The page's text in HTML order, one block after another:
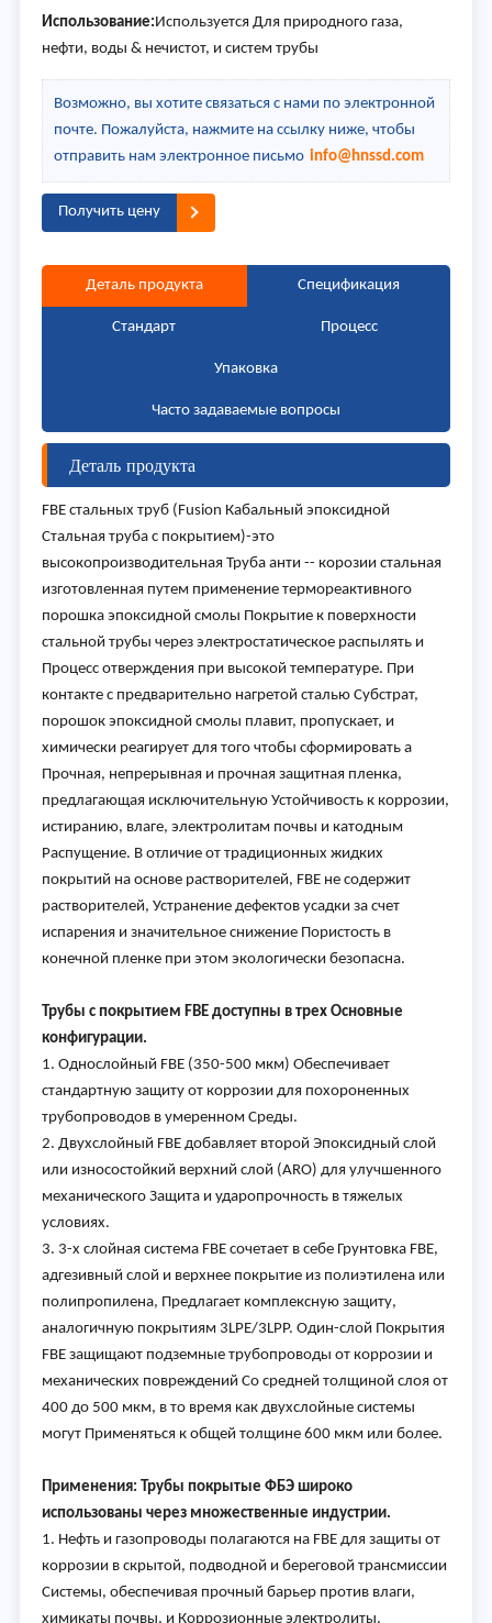
Использование:Используется Для природного газа,
нефти, воды & нечистот, и систем трубы
Возможно, вы хотите связаться с нами по электронной
почте. Пожалуйста, нажмите на ссылку ниже, чтобы
отправить нам электронное письмо info@hnssd.com
Получить цену
Деталь продукта Спецификация
Стандарт Процесс
Упаковка
Часто задаваемые вопросы
Деталь продукта
FBE стальных труб (Fusion Кабальный эпоксидной
Стальная труба с покрытием)-это
высокопроизводительная Труба анти -- корозии стальная
изготовленная путем применение термореактивного
порошка эпоксидной смолы Покрытие к поверхности
стальной трубы через электростатическое распылять и
Процесс отверждения при высокой температуре. При
контакте с предварительно нагретой сталью Субстрат,
порошок эпоксидной смолы плавит, пропускает, и
химически реагирует для того чтобы сформировать а
Прочная, непрерывная и прочная защитная пленка,
предлагающая исключительную Устойчивость к коррозии,
истиранию, влаге, электролитам почвы и катодным
Распущение. В отличие от традиционных жидких
покрытий на основе растворителей, FBE не содержит
растворителей, Устранение дефектов усадки за счет
испарения и значительное снижение Пористость в
конечной пленке при этом экологически безопасна.
Трубы с покрытием FBE доступны в трех Основные
конфигурации.
1. Однослойный FBE (350-500 мкм) Обеспечивает
стандартную защиту от коррозии для похороненных
трубопроводов в умеренном Среды.
2. Двухслойный FBE добавляет второй Эпоксидный слой
или износостойкий верхний слой (ARO) для улучшенного
механического Защита и ударопрочность в тяжелых
условиях.
3. 3-х слойная система FBE сочетает в себе Грунтовка FBE,
адгезивный слой и верхнее покрытие из полиэтилена или
полипропилена, Предлагает комплексную защиту,
аналогичную покрытиям 3LPE/3LPP. Один-слой Покрытия
FBE защищают подземные трубопроводы от коррозии и
механических повреждений Со средней толщиной слоя от
400 до 500 мкм, в то время как двухслойные системы
могут Применяться к общей толщине 600 мкм или более.
Применения: Трубы покрытые ФБЭ широко
использованы через множественные индустрии.
1. Нефть и газопроводы полагаются на FBE для защиты от
коррозии в скрытой, подводной и береговой трансмиссии
Системы, обеспечивая прочный барьер против влаги,
химикаты почвы, и Коррозионные электролиты.